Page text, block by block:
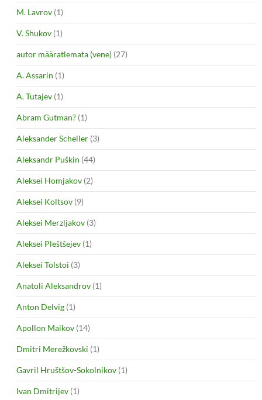
M. Lavrov (1)
V. Shukov (1)
autor määratlemata (vene) (27)
A. Assarin (1)
A. Tutajev (1)
Abram Gutman? (1)
Aleksander Scheller (3)
Aleksandr Puškin (44)
Aleksei Homjakov (2)
Aleksei Koltsov (9)
Aleksei Merzljakov (3)
Aleksei Pleštšejev (1)
Aleksei Tolstoi (3)
Anatoli Aleksandrov (1)
Anton Delvig (1)
Apollon Maikov (14)
Dmitri Merežkovski (1)
Gavril Hruštšov-Sokolnikov (1)
Ivan Dmitrijev (1)